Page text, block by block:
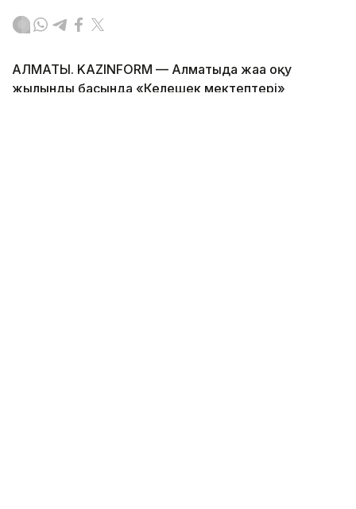
АЛМАТЫ. KAZINFORM — Алматыда жаңа оқу
жылындың басында «Келешек мектептері»